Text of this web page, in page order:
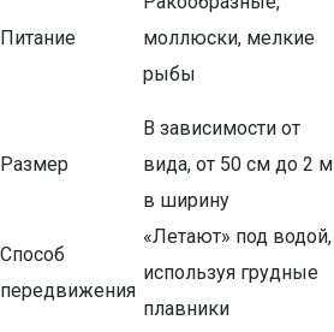
Питание
моллюски, мелкие
рыбы
Размер
В зависимости от
вида, от 50 см до 2 м
в ширину
Способ
передвижения
«Летают» под водой,
используя грудные
плавники